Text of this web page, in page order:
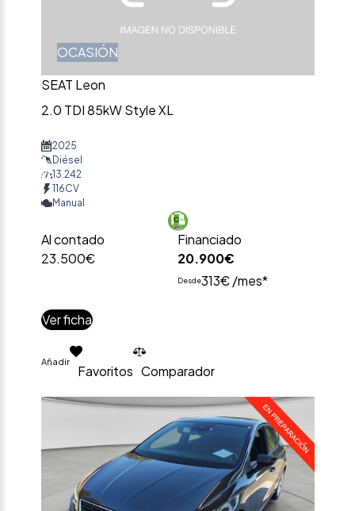
OCASIÓN
SEAT Leon
2.0 TDI 85kW Style XL
2025
Diésel
13.242
116CV
Manual
Al contado
23.500€
Financiado
20.900€
Desde313€ /mes*
Ver ficha
Añadir
Favoritos Comparador